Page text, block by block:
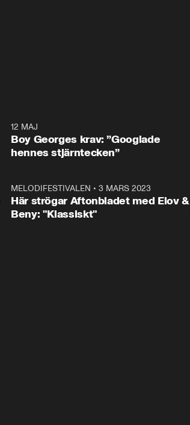
12 MAJ
Boy Georges krav: ”Googlade
hennes stjärntecken”
MELODIFESTIVALEN • 3 MARS 2023
Här strögar Aftonbladet med Elov &
Beny: "Klassiskt"